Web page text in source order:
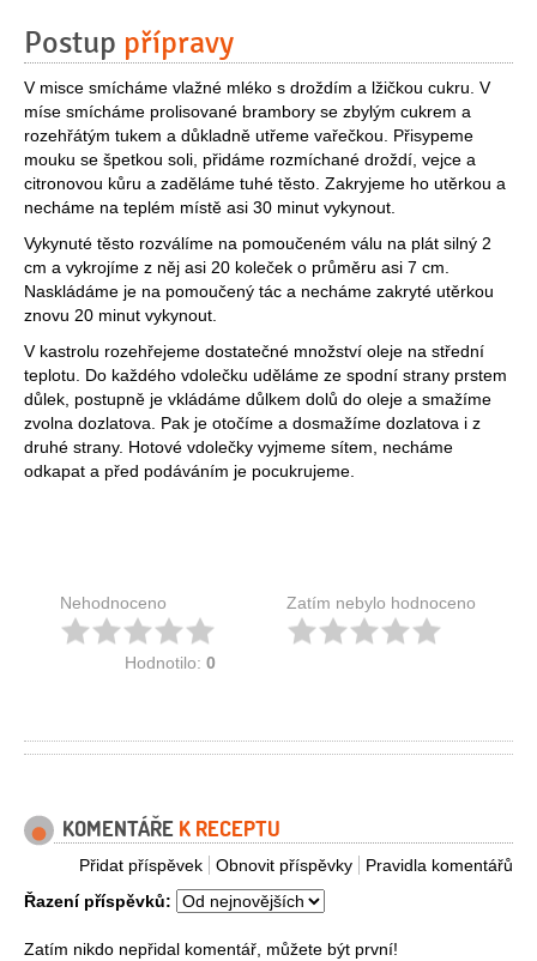
Postup přípravy
V misce smícháme vlažné mléko s droždím a lžičkou cukru. V
míse smícháme prolisované brambory se zbylým cukrem a
rozehřátým tukem a důkladně utřeme vařečkou. Přisypeme
mouku se špetkou soli, přidáme rozmíchané droždí, vejce a
citronovou kůru a zaděláme tuhé těsto. Zakryjeme ho utěrkou a
necháme na teplém místě asi 30 minut vykynout.
Vykynuté těsto rozválíme na pomoučeném válu na plát silný 2
cm a vykrojíme z něj asi 20 koleček o průměru asi 7 cm.
Naskládáme je na pomoučený tác a necháme zakryté utěrkou
znovu 20 minut vykynout.
V kastrolu rozehřejeme dostatečné množství oleje na střední
teplotu. Do každého vdolečku uděláme ze spodní strany prstem
důlek, postupně je vkládáme důlkem dolů do oleje a smažíme
zvolna dozlatova. Pak je otočíme a dosmažíme dozlatova i z
druhé strany. Hotové vdolečky vyjmeme sítem, necháme
odkapat a před podáváním je pocukrujeme.
Nehodnoceno
Hodnotilo: 0
Zatím nebylo hodnoceno
KOMENTÁŘE K RECEPTU
Pravidla komentářů
Obnovit příspěvky
Přidat příspěvek
Řazení příspěvků:
Zatím nikdo nepřidal komentář, můžete být první!